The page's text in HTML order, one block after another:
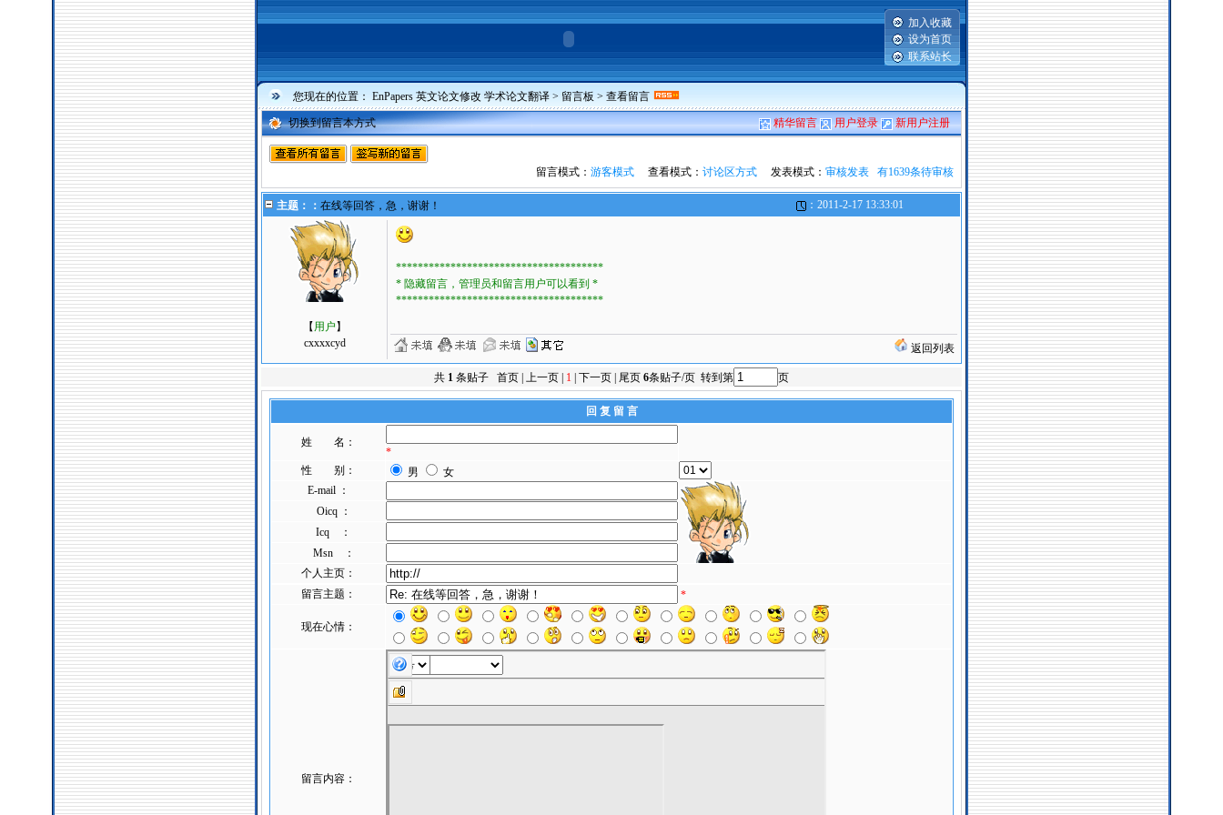
加入收藏
设为首页
联系站长
您现在的位置： EnPapers 英文论文修改 学术论文翻译 > 留言板 > 查看留言
切换到留言本方式 精华留言 用户登录 新用户注册
留言模式： 游客模式 查看模式： 讨论区方式 发表模式： 审核发表 有1639条待审核
主题：： 在线等回答，急，谢谢！ ：2011-2-17 13:33:01
【 用户 】
cxxxxcyd
**************************************
* 隐藏留言，管理员和留言用户可以看到 *
**************************************
返回列表
共 1 条贴子 首页 | 上一页 | 1 | 下一页 | 尾页 6条贴子/页 转到第 页
回 复 留 言
姓 名：
*
性 别：
男
女
E-mail ：
Oicq ：
Icq ：
Msn ：
个人主页：
留言主题：
*
现在心情：
留言内容：